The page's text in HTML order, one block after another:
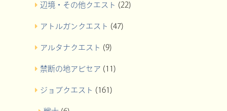
辺境・その他クエスト (22)
アトルガンクエスト (47)
アルタナクエスト (9)
禁断の地アビセア (11)
ジョブクエスト (161)